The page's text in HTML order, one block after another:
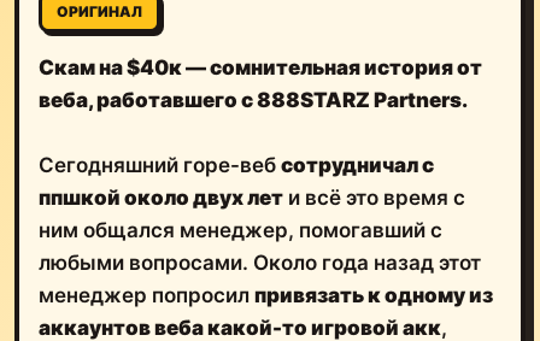
ОРИГИНАЛ
Скам на $40к — сомнительная история от
веба, работавшего с 888STARZ Partners.
Сегодняшний горе-веб сотрудничал с
ппшкой около двух лет и всё это время с
ним общался менеджер, помогавший с
любыми вопросами. Около года назад этот
менеджер попросил привязать к одному из
аккаунтов веба какой-то игровой акк,